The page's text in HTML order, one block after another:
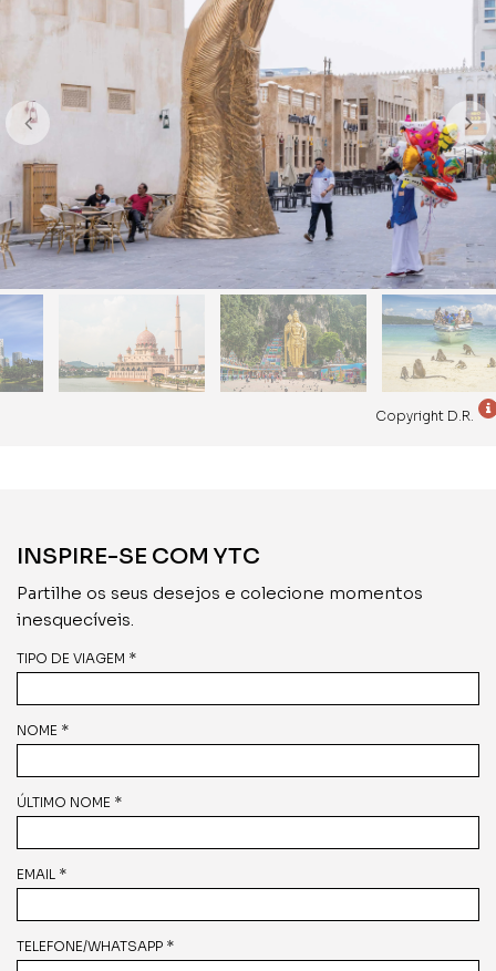
Copyright D.R.
INSPIRE-SE COM YTC
Partilhe os seus desejos e colecione momentos
inesquecíveis.
TIPO DE VIAGEM *
NOME *
ÚLTIMO NOME *
EMAIL *
TELEFONE/WHATSAPP *